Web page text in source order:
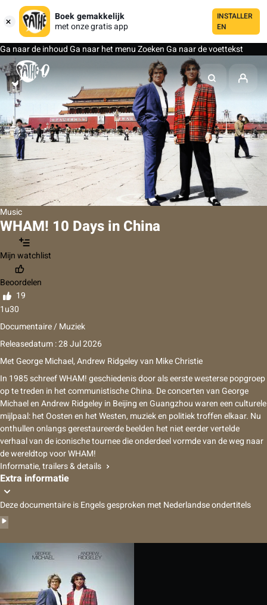
Boek gemakkelijk
met onze gratis app
INSTALLER
EN
Ga naar de inhoudGa naar het menuZoekenGa naar de voettekst
Music
WHAM! 10 Days in China
Mijn watchlist
Beoordelen
19
1u30
Documentaire / Muziek
Releasedatum : 28 Jul 2026
MetGeorge Michael,Andrew Ridgeleyvan Mike Christie
In 1985 schreef WHAM! geschiedenis door als eerste westerse popgroep
op te treden in het communistische China. De concerten van George
Michael en Andrew Ridgeley in Beijing en Guangzhou waren een culturele
mijlpaal: het Oosten en het Westen, muziek en politiek troffen elkaar. Nu
onthullen onlangs gerestaureerde beelden het niet eerder vertelde
verhaal van de iconische tournee die onderdeel vormde van de weg naar
de wereldtop voor WHAM!
Informatie, trailers & details
Extra informatie
Deze documentaire is Engels gesproken met Nederlandse ondertitels